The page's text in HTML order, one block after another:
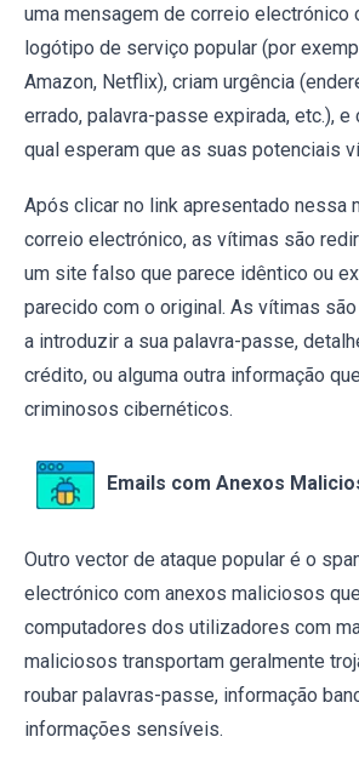
uma mensagem de correio electrónico
logótipo de serviço popular (por
Amazon, Netflix), criam urgência
errado, palavra-passe expirada, etc.), e
qual esperam que as suas potenciais
Após clicar no link apresentado nessa
correio electrónico, as vítimas são
um site falso que parece idêntico ou
parecido com o original. As vítimas
a introduzir a sua palavra-passe,
crédito, ou alguma outra informação
criminosos cibernéticos.
Emails com Anexos
Outro vector de ataque popular é o
electrónico com anexos maliciosos
computadores dos utilizadores com
maliciosos transportam geralmente
roubar palavras-passe, informação
informações sensíveis.